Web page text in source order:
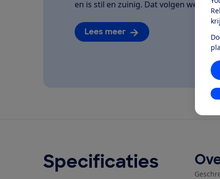
en is stil en zuinig. Dat volgen we van
Lees meer
Specificaties